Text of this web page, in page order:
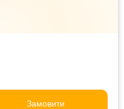
Замовити